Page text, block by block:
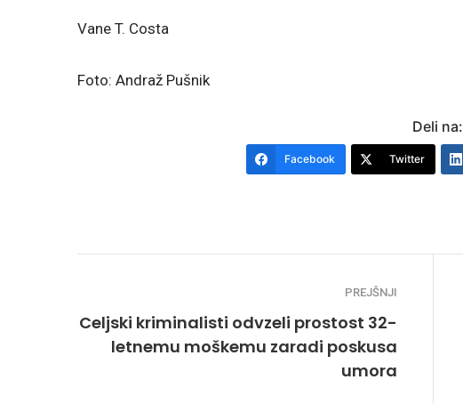
Vane T. Costa
Foto: Andraž Pušnik
Deli na:
Facebook Twitter
PREJŠNJI
Celjski kriminalisti odvzeli prostost 32-
letnemu moškemu zaradi poskusa
umora